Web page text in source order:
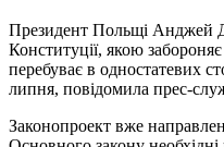
Президент Польщі Анджей
Конституції, якою
перебуває в одностатевих
липня, повідомила прес-
Законопроект вже